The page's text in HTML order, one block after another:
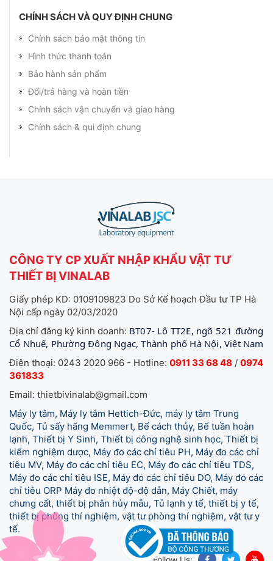
CHÍNH SÁCH VÀ QUY ĐỊNH CHUNG
Chính sách bảo mật thông tin
Hình thức thanh toán
Bảo hành sản phẩm
Đổi/trả hàng và hoàn tiền
Chính sách vận chuyển và giao hàng
Chính sách & qui định chung
CÔNG TY CP XUẤT NHẬP KHẨU VẬT TƯ
THIẾT BỊ VINALAB
Giấy phép KD: 0109109823 Do Sở Kế hoạch Đầu tư TP Hà
Nội cấp ngày 02/03/2020
Địa chỉ đăng ký kinh doanh: BT07- Lô TT2E, ngõ 521 đường
Cổ Nhuế, Phường Đông Ngạc, Thành phố Hà Nội, Việt Nam
Điện thoại: 0243 2020 966 - Hotline: 0911 33 68 48 / 0974
361833
Email: thietbivinalab@gmail.com
Máy ly tâm, Máy ly tâm Hettich-Đức, máy ly tâm Trung
Quốc, Tủ sấy hãng Memmert, Bể cách thủy, Bể tuần hoàn
lạnh, Thiết bị Y Sinh, Thiết bị công nghệ sinh học, Thiết bị
kiểm nghiệm dược, Máy đo các chỉ tiêu PH, Máy đo các chỉ
tiêu MV, Máy đo các chỉ tiêu EC, Máy đo các chỉ tiêu TDS,
Máy đo các chỉ tiêu ISE, Máy đo các chỉ tiêu DO, Máy đo các
chỉ tiêu ORP Máy đo nhiệt độ-độ dẫn, Máy Chiết, máy
chưng cất, thiết bị phân hủy mẫu, Tủ lạnh y tế, thiết bị y tế,
thiết bị phòng thí nghiệm, vật tư phòng thí nghiệm, vật tư y
tế.